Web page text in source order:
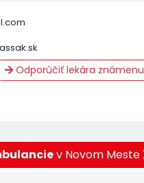
Odporúčiť lekára známenu
v Novom Meste